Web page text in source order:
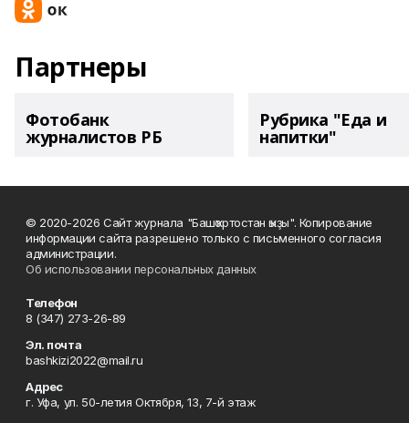
Партнеры
Фотобанк
журналистов РБ
Рубрика "Еда и
напитки"
© 2020-2026 Сайт журнала "Башҡортостан ҡыҙы". Копирование
информации сайта разрешено только с письменного согласия
администрации.
Об использовании персональных данных
Телефон
8 (347) 273-26-89
Эл. почта
bashkizi2022@mail.ru
Адрес
г. Уфа, ул. 50-летия Октября, 13, 7-й этаж